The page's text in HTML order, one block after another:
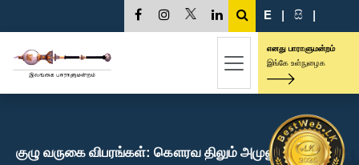
E | සි |
எனது பாராளுமன்றம்
இங்கே உள்நுழைக
குழு வருகை விபரங்கள்: கௌரவ திலும் அமுனுகம, பா.உ.